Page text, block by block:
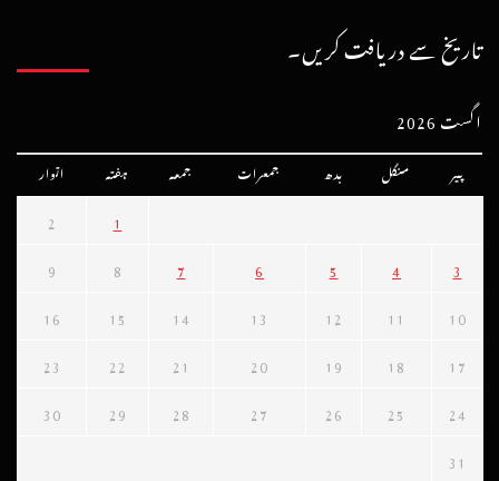
تاریخ سے دریافت کریں۔
اگست 2026
پیر منگل بدھ جمعرات جمعہ ہفتہ اتوار
1
2
3
4
5
6
7
8
9
10
11
12
13
14
15
16
17
18
19
20
21
22
23
24
25
26
27
28
29
30
31